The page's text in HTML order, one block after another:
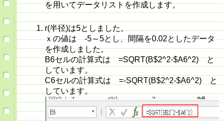
を用いてデータリストを作成します。
r(半径)は5としました。
ｘの値は -5～5とし、間隔を0.02としたデータ
を作成しました。
B6セルの計算式は =SQRT(B$2^2-$A6^2) と
しています。
C6セルの計算式は =-SQRT(B$2^2-$A6^2) と
しています。